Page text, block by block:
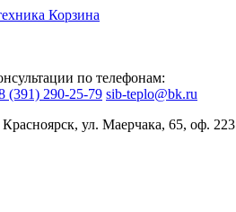
Корзина
по телефонам:
(391) 290-25-79 sib-teplo@bk.ru
Красноярск, ул. Маерчака, 65, оф. 223